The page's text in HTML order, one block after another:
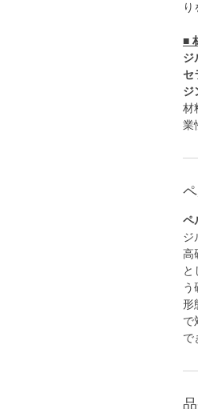
り
■
ジ
セ
ジ
材
業
ペ
ジ
高
と
う
形
で
で